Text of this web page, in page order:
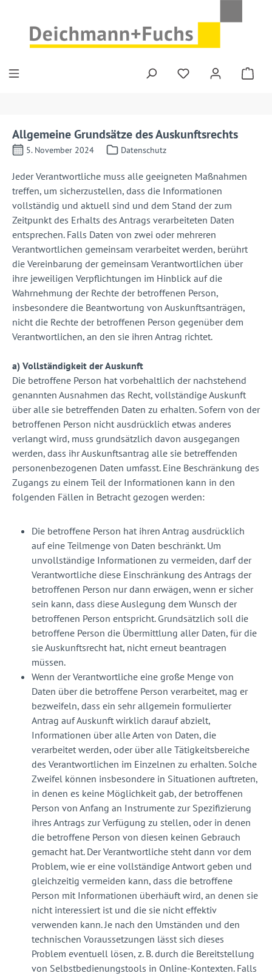
Allgemeine Grundsätze des Auskunftsrechts
5. November 2024 Datenschutz
Jeder Verantwortliche muss alle geeigneten Maßnahmen
treffen, um sicherzustellen, dass die Informationen
vollständig und aktuell sind und dem Stand der zum
Zeitpunkt des Erhalts des Antrags verarbeiteten Daten
entsprechen. Falls Daten von zwei oder mehreren
Verantwortlichen gemeinsam verarbeitet werden, berührt
die Vereinbarung der gemeinsam Verantwortlichen über
ihre jeweiligen Verpflichtungen im Hinblick auf die
Wahrnehmung der Rechte der betroffenen Person,
insbesondere die Beantwortung von Auskunftsanträgen,
nicht die Rechte der betroffenen Person gegenüber dem
Verantwortlichen, an den sie ihren Antrag richtet.
a) Vollständigkeit der Auskunft
Die betroffene Person hat vorbehaltlich der nachstehend
genannten Ausnahmen das Recht, vollständige Auskunft
über alle sie betreffenden Daten zu erhalten. Sofern von der
betroffenen Person nicht ausdrücklich etwas anderes
verlangt wird, muss grundsätzlich davon ausgegangen
werden, dass ihr Auskunftsantrag alle sie betreffenden
personenbezogenen Daten umfasst. Eine Beschränkung des
Zugangs zu einem Teil der Informationen kann in den
folgenden Fällen in Betracht gezogen werden:
Die betroffene Person hat ihren Antrag ausdrücklich
auf eine Teilmenge von Daten beschränkt. Um
unvollständige Informationen zu vermeiden, darf der
Verantwortliche diese Einschränkung des Antrags der
betroffenen Person nur dann erwägen, wenn er sicher
sein kann, dass diese Auslegung dem Wunsch der
betroffenen Person entspricht. Grundsätzlich soll die
betroffene Person die Übermittlung aller Daten, für die
sie Auskunftsrecht hat, nicht erneut beantragen
müssen.
Wenn der Verantwortliche eine große Menge von
Daten über die betroffene Person verarbeitet, mag er
bezweifeln, dass ein sehr allgemein formulierter
Antrag auf Auskunft wirklich darauf abzielt,
Informationen über alle Arten von Daten, die
verarbeitet werden, oder über alle Tätigkeitsbereiche
des Verantwortlichen im Einzelnen zu erhalten. Solche
Zweifel können insbesondere in Situationen auftreten,
in denen es keine Möglichkeit gab, der betroffenen
Person von Anfang an Instrumente zur Spezifizierung
ihres Antrags zur Verfügung zu stellen, oder in denen
die betroffene Person von diesen keinen Gebrauch
gemacht hat. Der Verantwortliche steht dann vor dem
Problem, wie er eine vollständige Antwort geben und
gleichzeitig vermeiden kann, dass die betroffene
Person mit Informationen überhäuft wird, an denen sie
nicht interessiert ist und die sie nicht effektiv
verwenden kann. Je nach den Umständen und den
technischen Voraussetzungen lässt sich dieses
Problem eventuell lösen, z. B. durch die Bereitstellung
von Selbstbedienungstools in Online-Kontexten. Falls